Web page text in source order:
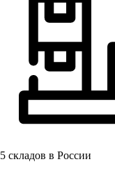
5 складов в России